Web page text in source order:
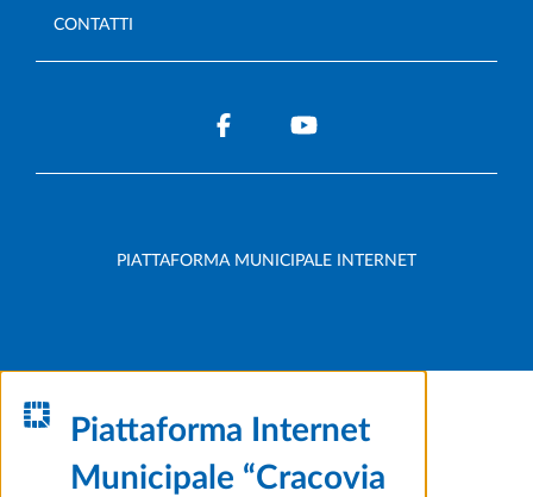
CONTATTI
PIATTAFORMA MUNICIPALE INTERNET
Piattaforma Internet
Municipale “Cracovia